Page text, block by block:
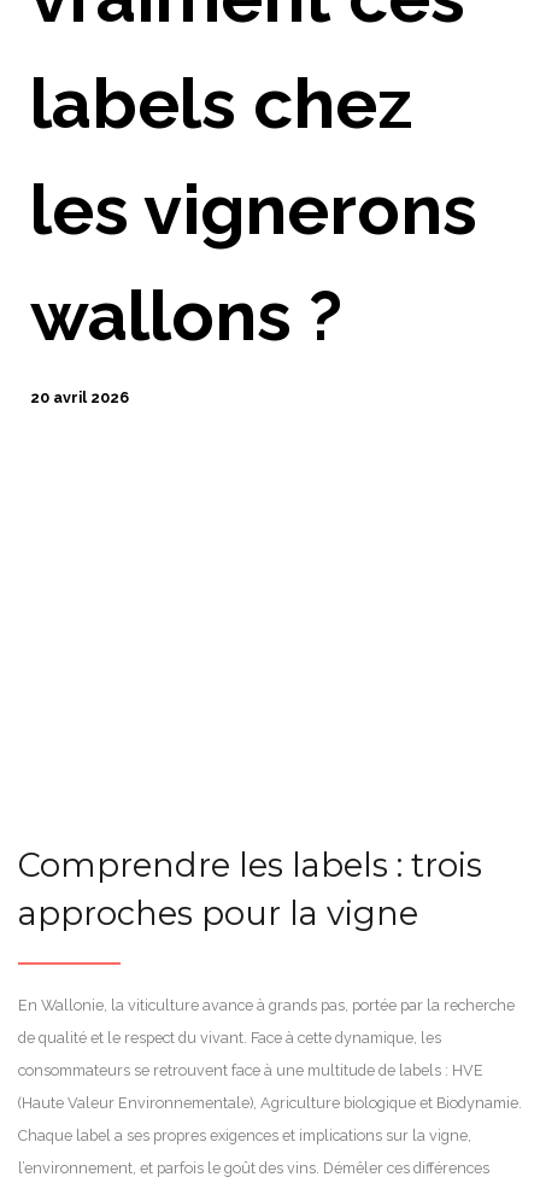
labels chez
les vignerons
wallons ?
20 avril 2026
Comprendre les labels : trois
approches pour la vigne
En Wallonie, la viticulture avance à grands pas, portée par la recherche
de qualité et le respect du vivant. Face à cette dynamique, les
consommateurs se retrouvent face à une multitude de labels : HVE
(Haute Valeur Environnementale), Agriculture biologique et Biodynamie.
Chaque label a ses propres exigences et implications sur la vigne,
l’environnement, et parfois le goût des vins. Démêler ces différences